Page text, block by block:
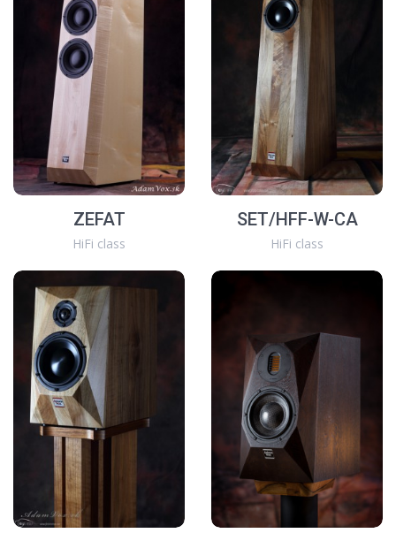
ZEFAT
HiFi class
SET/HFF-W-CA
HiFi class